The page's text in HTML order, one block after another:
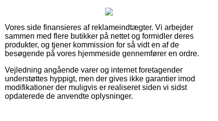
Vores side finansieres af reklameindtægter. Vi arbejder
sammen med flere butikker på nettet og formidler deres
produkter, og tjener kommission for så vidt en af de
besøgende på vores hjemmeside gennemfører en ordre.
Vejledning angående varer og internet foretagender
understøttes hyppigt, men der gives ikke garantier imod
modifikationer der muligvis er realiseret siden vi sidst
opdaterede de anvendte oplysninger.